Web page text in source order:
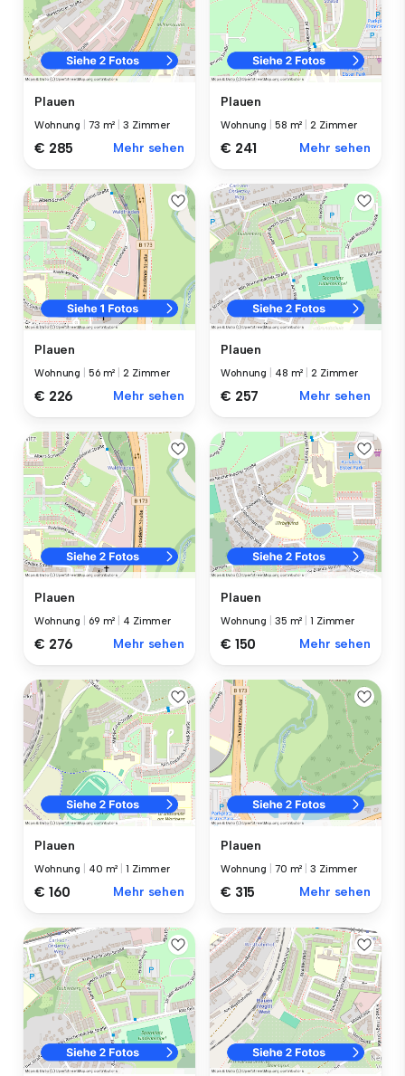
Plauen
Wohnung 73 m² |3 Zimmer
€ 285 Mehr sehen
Plauen
Wohnung 58 m² |2 Zimmer
€ 241 Mehr sehen
Plauen
Wohnung 56 m² |2 Zimmer
€ 226 Mehr sehen
Plauen
Wohnung 48 m² |2 Zimmer
€ 257 Mehr sehen
Plauen
Wohnung 69 m² 4 Zimmer
€ 276 Mehr sehen
Plauen
Wohnung 35 m² |1 Zimmer
€ 150 Mehr sehen
Plauen
Wohnung 40 m² |1 Zimmer
€ 160 Mehr sehen
Plauen
Wohnung 70 m² |3 Zimmer
€ 315 Mehr sehen